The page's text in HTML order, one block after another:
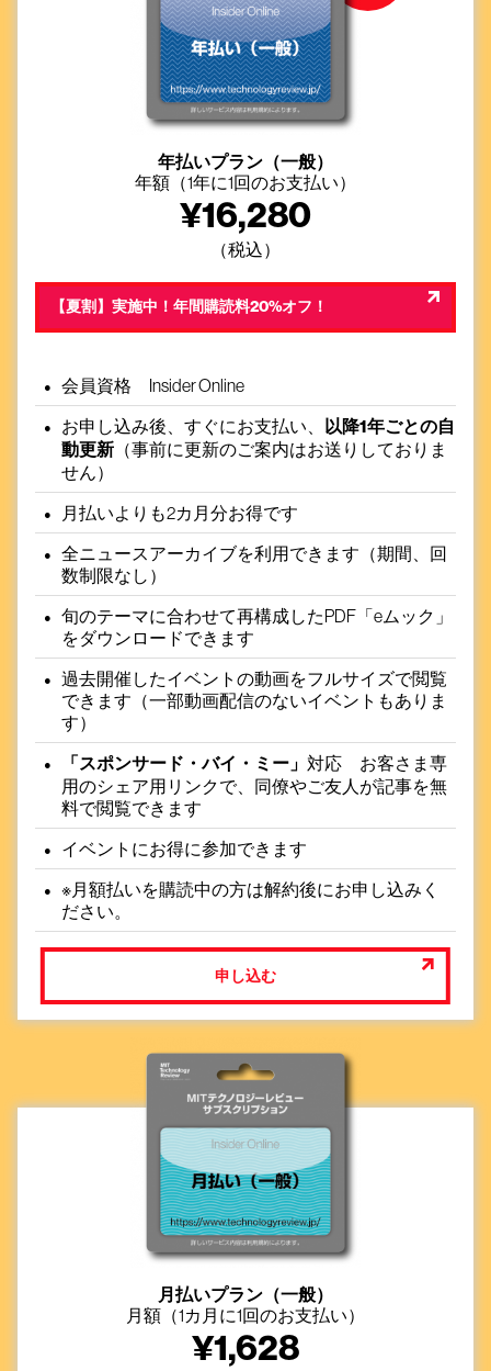
年払いプラン（一般）
年額（1年に1回のお支払い）
¥16,280
（税込）
【夏割】実施中！年間購読料20%オフ！
会員資格 Insider Online
お申し込み後、すぐにお支払い、 以降1年ごとの自
動更新 （事前に更新のご案内はお送りしておりま
せん）
月払いよりも2カ月分お得です
全ニュースアーカイブを利用できます（期間、回
数制限なし）
旬のテーマに合わせて再構成したPDF「eムック」
をダウンロードできます
過去開催したイベントの動画をフルサイズで閲覧
できます（一部動画配信のないイベントもありま
す）
「スポンサード・バイ・ミー」 対応 お客さま専
用のシェア用リンクで、同僚やご友人が記事を無
料で閲覧できます
イベントにお得に参加できます
※月額払いを購読中の方は解約後にお申し込みく
ださい。
申し込む
月払いプラン（一般）
月額（1カ月に1回のお支払い）
¥1,628